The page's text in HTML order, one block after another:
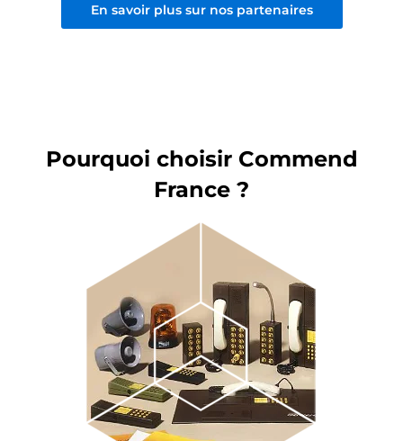
En savoir plus sur nos partenaires
Pourquoi choisir Commend
France ?